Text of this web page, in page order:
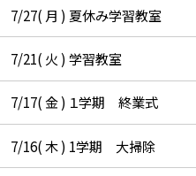
7/27( 月 ) 夏休み学習教室
7/21( 火 ) 学習教室
7/17( 金 ) １学期 終業式
7/16( 木 ) 1学期 大掃除